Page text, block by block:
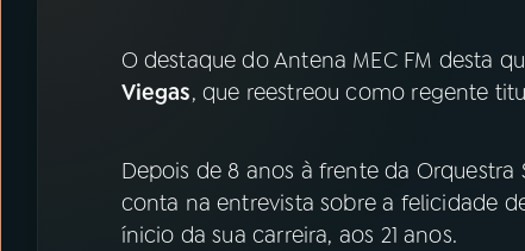
ACOMPANHE A RÁDIO MEC
Instagram X
O destaque do Antena MEC FM desta
Viegas, que reestreou como regente
Depois de 8 anos à frente da
conta na entrevista sobre a felicidade
ínicio da sua carreira, aos 21 anos.